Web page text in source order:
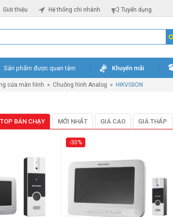
Giới thiệu Hệ thống chi nhánh Tuyển dụng
Sản phẩm được quan tâm Khuyến mãi
cửa màn hình » Chuông hình Analog » HIKVISION
TOP BÁN CHẠY MỚI NHẤT GIÁ CAO GIÁ THẤP
-30%